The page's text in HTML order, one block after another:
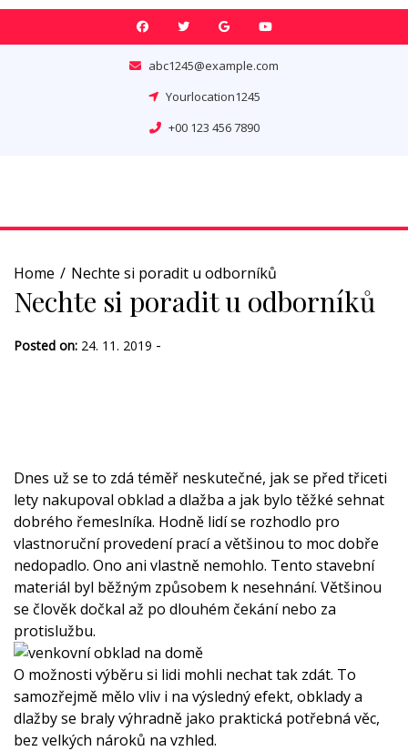
Skip
abc1245@example.com
Yourlocation1245
+00 123 456 7890
Home Nechte si poradit u odborníků
Nechte si poradit u odborníků
Posted on: 24. 11. 2019 -
Dnes už se to zdá téměř neskutečné, jak se před třiceti
lety nakupoval obklad a dlažba a jak bylo těžké sehnat
dobrého řemeslníka. Hodně lidí se rozhodlo pro
vlastnoruční provedení prací a většinou to moc dobře
nedopadlo. Ono ani vlastně nemohlo. Tento stavební
materiál byl běžným způsobem k nesehnání. Většinou
se člověk dočkal až po dlouhém čekání nebo za
protislužbu.
O možnosti výběru si lidi mohli nechat tak zdát. To
samozřejmě mělo vliv i na výsledný efekt, obklady a
dlažby se braly výhradně jako praktická potřebná věc,
bez velkých nároků na vzhled.